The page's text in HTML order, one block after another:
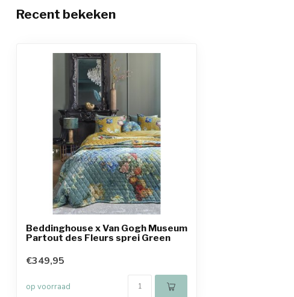
Recent bekeken
Beddinghouse x Van Gogh Museum
Partout des Fleurs sprei Green
€349,95
op voorraad